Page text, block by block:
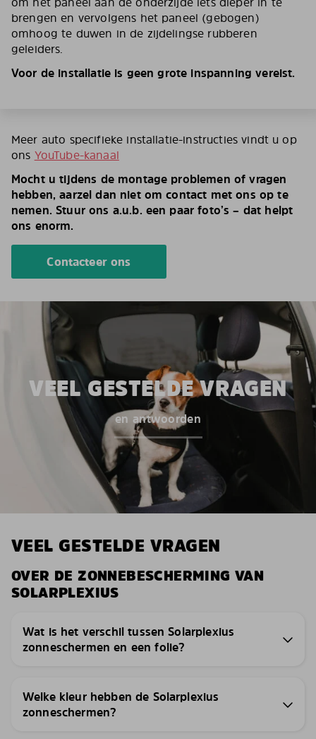
brengen en vervolgens het paneel (gebogen)
omhoog te duwen in de zijdelingse rubberen
geleiders.
Voor de installatie is geen grote inspanning vereist.
Meer auto specifieke installatie-instructies vindt u op
ons YouTube-kanaal
Mocht u tijdens de montage problemen of vragen
hebben, aarzel dan niet om contact met ons op te
nemen. Stuur ons a.u.b. een paar foto’s – dat helpt
ons enorm.
Contacteer ons
VEEL GESTELDE VRAGEN
en antwoorden
VEEL GESTELDE VRAGEN
OVER DE ZONNEBESCHERMING VAN
SOLARPLEXIUS
Wat is het verschil tussen Solarplexius
zonneschermen en een folie?
Welke kleur hebben de Solarplexius
zonneschermen?